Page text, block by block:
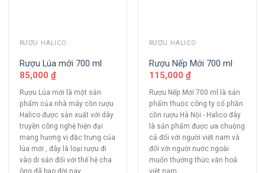
RƯỢU HALICO
Rượu Lúa mới 700 ml
85,000 ₫
Rượu Lúa mới là một sản
phẩm của nhà máy cồn rượu
Halico được sản xuất với dây
truyền công nghệ hiện đại
mang hương vị đặc trưng của
lúa mới , đây là loại rượu đi
vào di sản đối với thế hệ cha
ông đã bao đời nay..
RƯỢU HALICO
Rượu Nếp Mới 700 ml
115,000 ₫
Rượu Nếp Mới 700 ml là sản
phẩm thuộc công ty cổ phần
cồn rượu Hà Nội - Halico đây
là sản phẩm được ưa chuộng
cả đối với người việt nam và
đối với người nước ngoài
muốn thưởng thức văn hoá
việt nam